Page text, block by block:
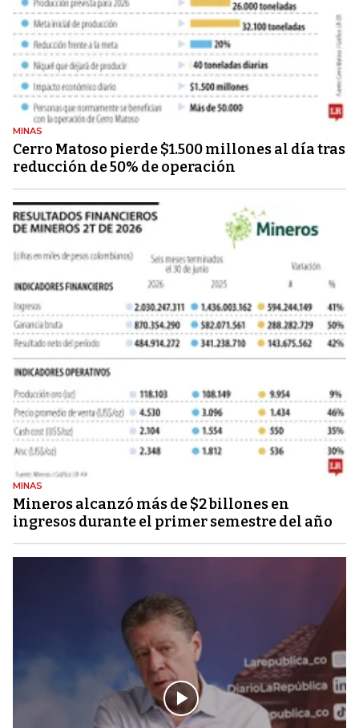
MINAS
Cerro Matoso pierde $1.500 millones al día tras
reducción de 50% de operación
MINAS
Mineros alcanzó más de $2 billones en
ingresos durante el primer semestre del año